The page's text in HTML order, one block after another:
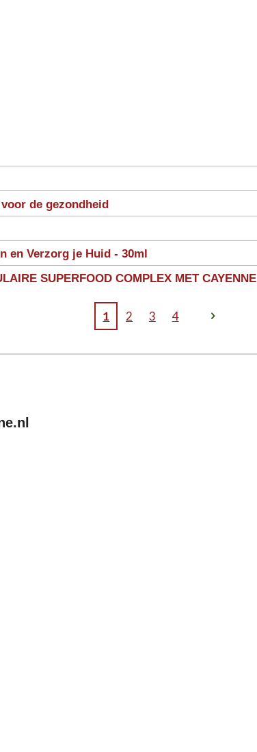
de gezondheid
en Verzorg je Huid - 30ml
SUPERFOOD COMPLEX MET CAYENNE
1 2 3 4